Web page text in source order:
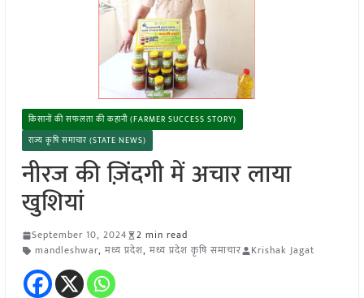
किसानों की सफलता की कहानी (FARMER SUCCESS STORY)
राज्य कृषि समाचार (STATE NEWS)
नीरज की ज़िंदगी में अचार लाया
खुशियां
September 10, 2024
2 min read
mandleshwar, मध्य प्रदेश, मध्य प्रदेश कृषि समाचार Krishak Jagat